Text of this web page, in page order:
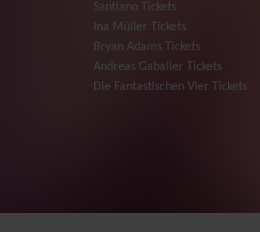
Santiano Tickets
Ina Müller Tickets
Bryan Adams Tickets
Andreas Gabalier Tickets
Die Fantastischen Vier Tickets